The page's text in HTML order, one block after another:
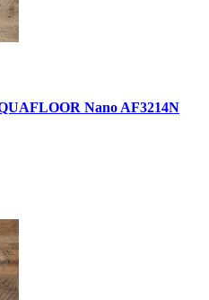
Nano AF3214N